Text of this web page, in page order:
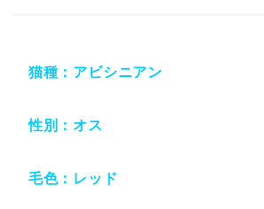
猫種：アビシニアン
性別：オス
毛色：レッド